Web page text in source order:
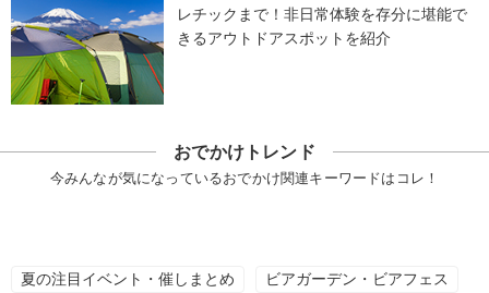
レチックまで！非日常体験を存分に堪能で
きるアウトドアスポットを紹介
おでかけトレンド
今みんなが気になっているおでかけ関連キーワードはコレ！
夏の注目イベント・催しまとめ ビアガーデン・ビアフェス